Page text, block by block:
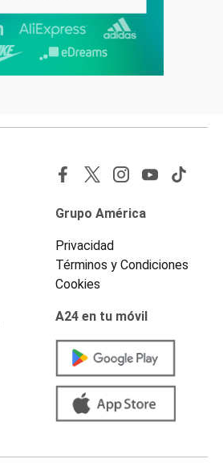
Grupo América
Privacidad
Términos y Condiciones
Cookies
A24 en tu móvil